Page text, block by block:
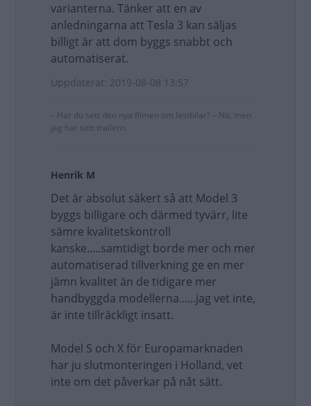
varianterna. Tänker att en av
anledningarna att Tesla 3 kan säljas
billigt är att dom byggs snabbt och
automatiserat.
Uppdaterat: 2019-08-08 13:57
– Har du sett den nya filmen om lastbilar? – Nä, men
jag har sett trailern.
Henrik M
Det är absolut säkert så att Model 3
byggs billigare och därmed tyvärr, lite
sämre kvalitetskontroll
kanske.....samtidigt borde mer och mer
automatiserad tillverkning ge en mer
jämn kvalitet än de tidigare mer
handbyggda modellerna......jag vet inte,
är inte tillräckligt insatt.
Model S och X för Europamarknaden
har ju slutmonteringen i Holland, vet
inte om det påverkar på nåt sätt.